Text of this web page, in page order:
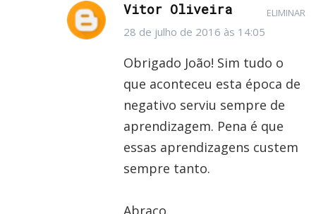
Vitor Oliveira
28 de julho de 2016 às 14:05
Obrigado João! Sim tudo o
que aconteceu esta época de
negativo serviu sempre de
aprendizagem. Pena é que
essas aprendizagens custem
sempre tanto.
ELIMINAR